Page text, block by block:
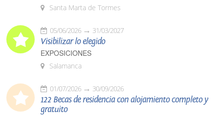
Santa Marta de Tormes
05/06/2026 31/03/2027
Visibilizar lo elegido
EXPOSICIONES
Salamanca
01/07/2026 30/09/2026
122 Becas de residencia con alojamiento completo y
gratuito